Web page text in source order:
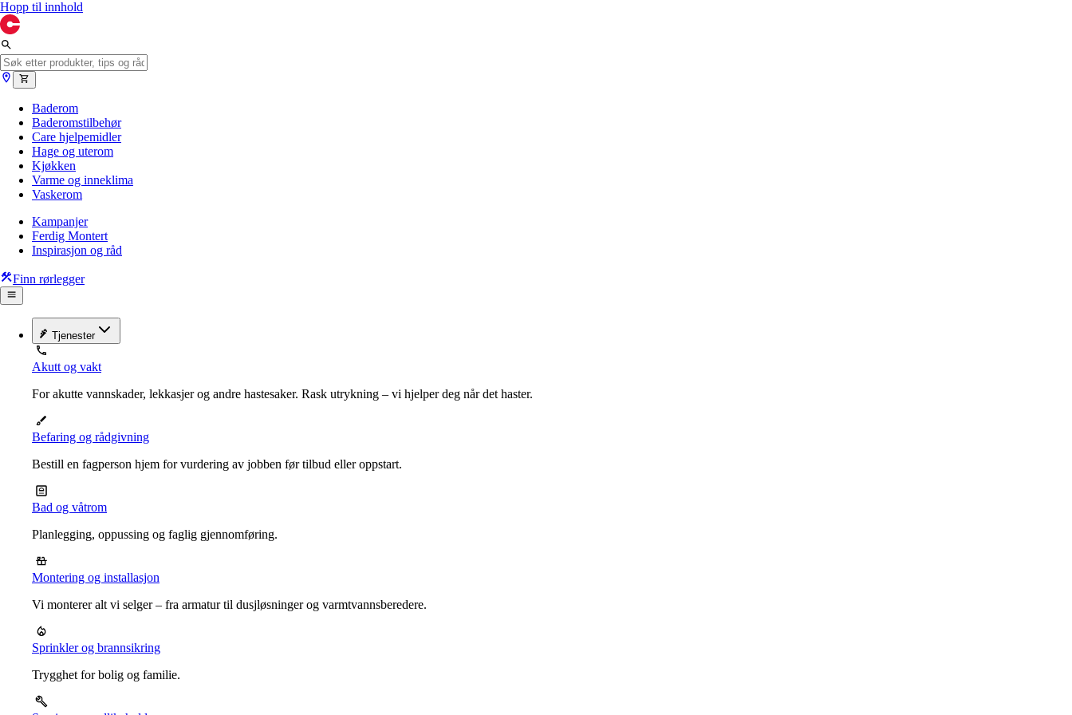
Hopp til innhold
Baderom
Baderomstilbehør
Care hjelpemidler
Hage og uterom
Kjøkken
Varme og inneklima
Vaskerom
Kampanjer
Ferdig Montert
Inspirasjon og råd
Finn rørlegger
Tjenester
Akutt og vakt
For akutte vannskader, lekkasjer og andre hastesaker. Rask utrykning – vi hjelper deg når det haster.
Befaring og rådgivning
Bestill en fagperson hjem for vurdering av jobben før tilbud eller oppstart.
Bad og våtrom
Planlegging, oppussing og faglig gjennomføring.
Montering og installasjon
Vi monterer alt vi selger – fra armatur til dusjløsninger og varmtvannsberedere.
Sprinkler og brannsikring
Trygghet for bolig og familie.